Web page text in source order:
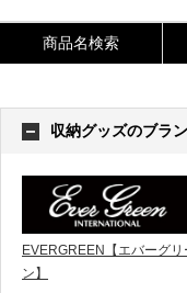
商品名検索
収納グッズのブラ
EVERGREEN【エバーグリ
ン】